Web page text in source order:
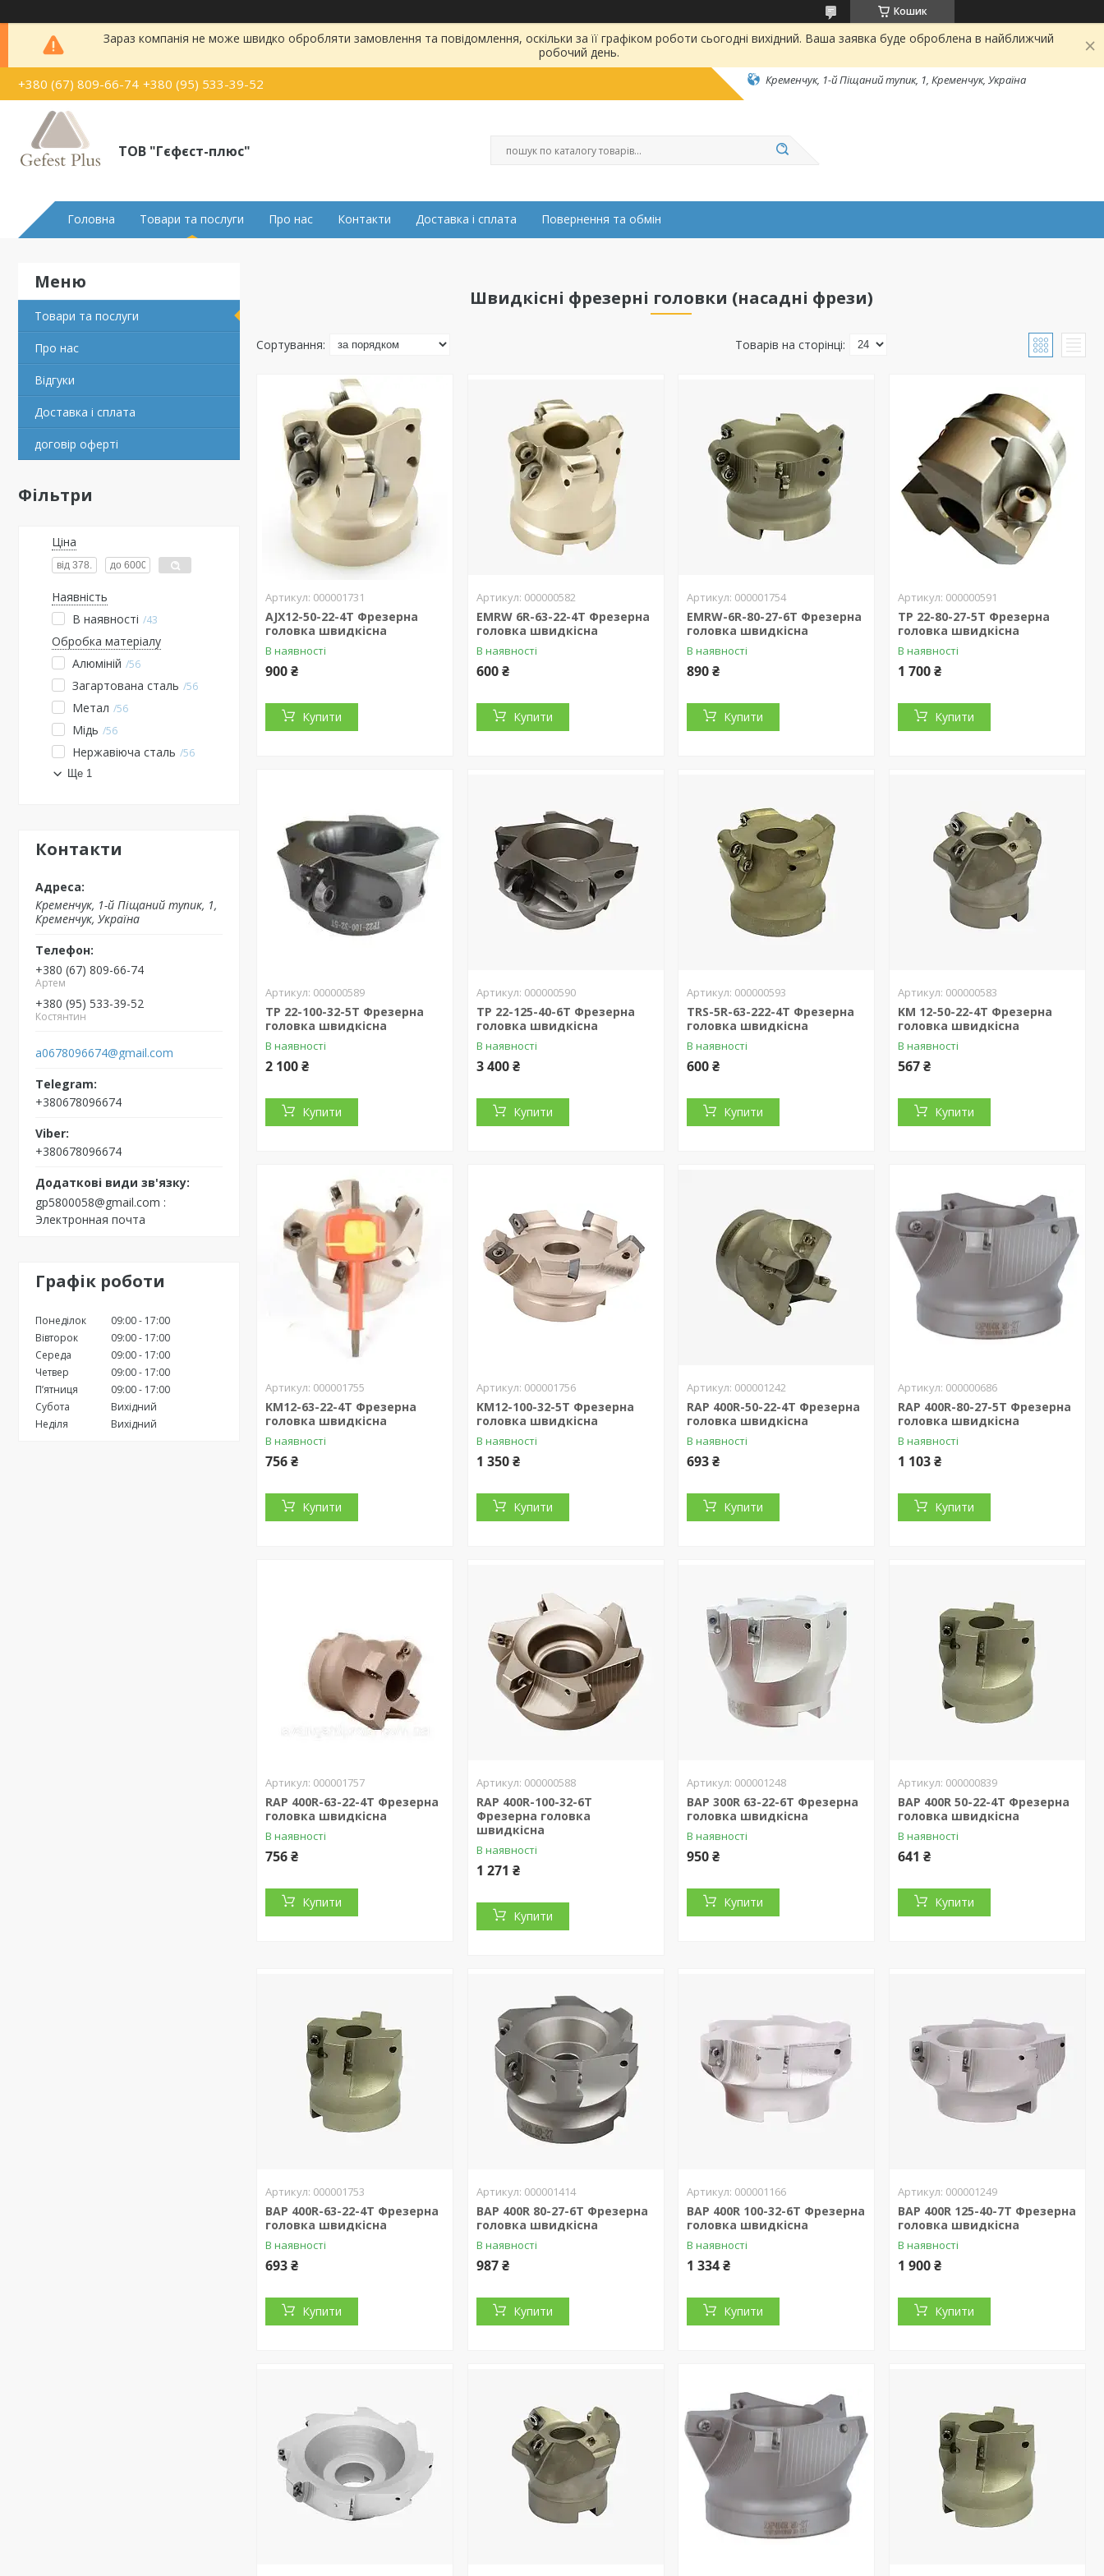
Кошик
Зараз компанія не може швидко обробляти замовлення та повідомлення, оскільки за її графіком роботи сьогодні вихідний. Ваша заявка буде оброблена в найближчий
робочий день.
+380 (67) 809-66-74 +380 (95) 533-39-52 Кременчук, 1-й Піщаний тупик, 1, Кременчук, Україна
ТОВ "Гєфєст-плюс"
Головна Товари та послуги Про нас Контакти Доставка і сплата Повернення та обмін
Товари та послуги
Про нас
Відгуки
Доставка і сплата
договір оферті
Фільтри
Ціна
Наявність
В наявності
43
Обробка матеріалу
Алюміній 56
Загартована сталь 56
Метал 56
Мідь 56
Нержавіюча сталь 56
Ще 1
Контакти
Кременчук, 1-й Піщаний тупик, 1,
Кременчук, Україна
+380 (67) 809-66-74
Артем
+380 (95) 533-39-52
Костянтин
a0678096674@gmail.com
+380678096674
+380678096674
gp5800058@gmail.com
Электронная почта
Графік роботи
Понеділок 09:00
17:00
Вівторок
09:00
17:00
Середа
09:00
17:00
Четвер
09:00
17:00
Пʼятниця
09:00
17:00
Субота
Вихідний
Неділя
Вихідний
Швидкісні фрезерні головки (насадні фрези)
000001731
AJX12-50-22-4Т Фрезерна
головка швидкісна
В наявності
900 ₴
Купити
000000582
EMRW 6R-63-22-4T Фрезерна
головка швидкісна
В наявності
600 ₴
Купити
000001754
EMRW-6R-80-27-6T Фрезерна
головка швидкісна
В наявності
890 ₴
Купити
000000591
TP 22-80-27-5T Фрезерна
головка швидкісна
В наявності
1 700 ₴
Купити
000000589
TP 22-100-32-5T Фрезерна
головка швидкісна
В наявності
2 100 ₴
Купити
000000590
TP 22-125-40-6T Фрезерна
головка швидкісна
В наявності
3 400 ₴
Купити
000000593
TRS-5R-63-222-4T Фрезерна
головка швидкісна
В наявності
600 ₴
Купити
000000583
KM 12-50-22-4T Фрезерна
головка швидкісна
В наявності
567 ₴
Купити
000001755
KM12-63-22-4T Фрезерна
головка швидкісна
В наявності
756 ₴
Купити
000001756
KM12-100-32-5T Фрезерна
головка швидкісна
В наявності
1 350 ₴
Купити
000001242
RAP 400R-50-22-4T Фрезерна
головка швидкісна
В наявності
693 ₴
Купити
000000686
RAP 400R-80-27-5T Фрезерна
головка швидкісна
В наявності
1 103 ₴
Купити
000001757
RAP 400R-63-22-4T Фрезерна
головка швидкісна
В наявності
756 ₴
Купити
000000588
RAP 400R-100-32-6T
Фрезерна головка
швидкісна
В наявності
1 271 ₴
Купити
000001248
BAP 300R 63-22-6T Фрезерна
головка швидкісна
В наявності
950 ₴
Купити
000000839
BAP 400R 50-22-4T Фрезерна
головка швидкісна
В наявності
641 ₴
Купити
000001753
BAP 400R-63-22-4T Фрезерна
головка швидкісна
В наявності
693 ₴
Купити
000001414
BAP 400R 80-27-6T Фрезерна
головка швидкісна
В наявності
987 ₴
Купити
000001166
BAP 400R 100-32-6T Фрезерна
головка швидкісна
В наявності
1 334 ₴
Купити
000001249
BAP 400R 125-40-7T Фрезерна
головка швидкісна
В наявності
1 900 ₴
Купити